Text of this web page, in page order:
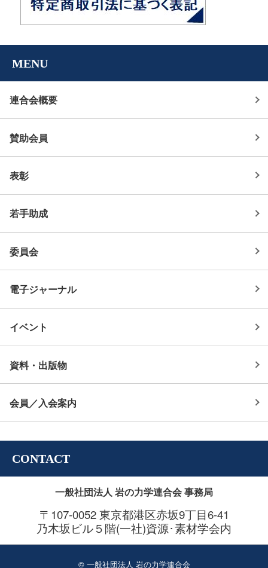
CONTACT
一般社団法人 岩の力学連合会 事務局
〒107-0052 東京都港区赤坂9丁目6-41
乃木坂ビル５階(一社)資源･素材学会内
MENU
連合会概要
賛助会員
表彰
若手助成
委員会
電子ジャーナル
イベント
資料・出版物
会員／入会案内
© 一般社団法人 岩の力学連合会